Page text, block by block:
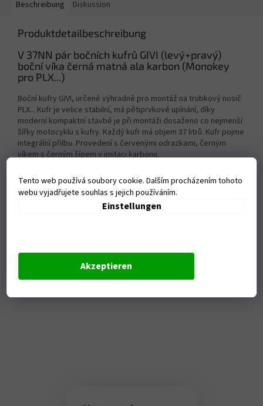
Tento web používá soubory cookie. Dalším procházením tohoto
webu vyjadřujete souhlas s jejich používáním.
Einstellungen
Akzeptieren
Beschreibung Diskussion
Produktdetailbeschreibung
V 37NN pár bočních kufrů GIVI (levý+pravý)
boční víka černá matná ala karbon (Monokey
pro PLX...)
Boční kufry GIVI, určené výhradně pro montáž na trubkový nosič
PLX... Kufr je velice stabilní, má pětiprvkové upínání, díky
moderní kompaktní stavbě je při montáži dosaženo co nejmenší
šířky motocyklu s kufry. Každý kufr má objem 37 litrů. Kufr pojme
integrální přilbu. Provedení s červenými odrazkami, černým
víkem s černým šípem v imitaci karbonu.
Zusätzliche Parameter
Kategorie: Boční nosiče